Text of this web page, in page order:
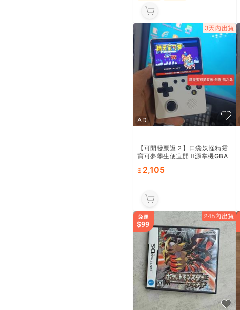
AD
【可開發票證２】口袋妖怪精靈
寶可夢學生便宜開 𫔭源掌機GBA
2,105